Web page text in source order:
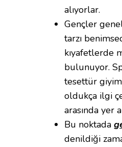
alıyorlar.
Gençler
tarzı
kıyafetlerde
bulunuyor.
tesettür
oldukça ilgi
arasında yer
Bu noktada
denildiği